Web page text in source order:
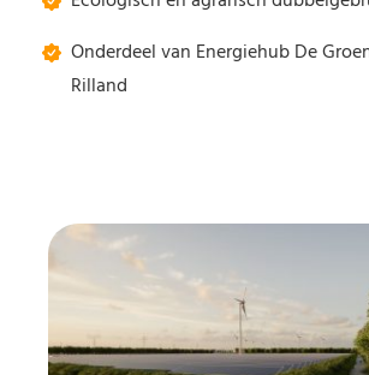
Onderdeel van Energiehub De
Rilland